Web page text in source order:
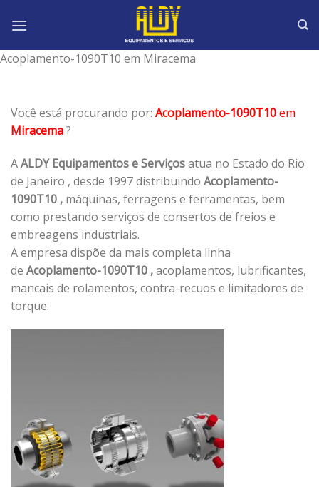
Acoplamento-1090T10 em Miracema
Você está procurando por: Acoplamento-1090T10em
Miracema?
AALDY Equipamentos e Serviçosatua no Estado do Rio
de Janeiro , desde 1997 distribuindo Acoplamento-
1090T10 , máquinas, ferragens e ferramentas, bem
como prestando serviços de consertos de freios e
embreagens industriais.
A empresa dispõe da mais completa linha
de Acoplamento-1090T10 ,acoplamentos, lubrificantes,
mancais de rolamentos, contra-recuos e limitadores de
torque.